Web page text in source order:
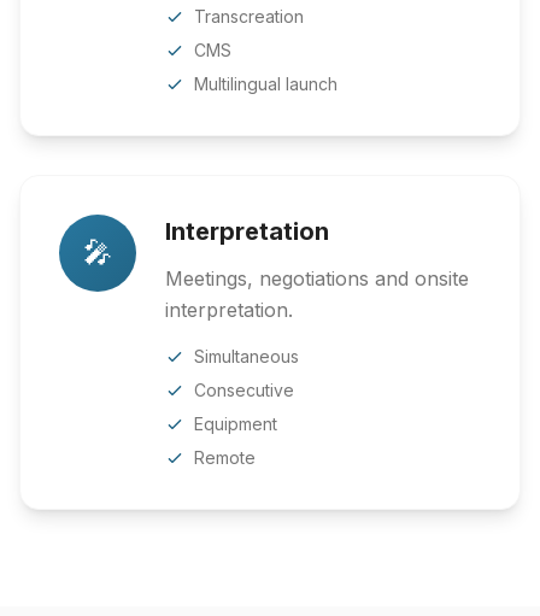
Transcreation
CMS
Multilingual launch
🎤
Interpretation
Meetings, negotiations and onsite
interpretation.
Simultaneous
Consecutive
Equipment
Remote